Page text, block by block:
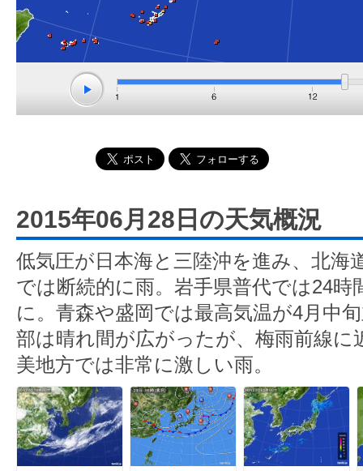
2015年06月28日の天気概況
低気圧が日本海と三陸沖を進み、北海
では断続的に雨。岩手県普代では24時
に。青森や盛岡では最高気温が4月中
部は晴れ間が広がったが、梅雨前線に
美地方では非常に激しい雨。